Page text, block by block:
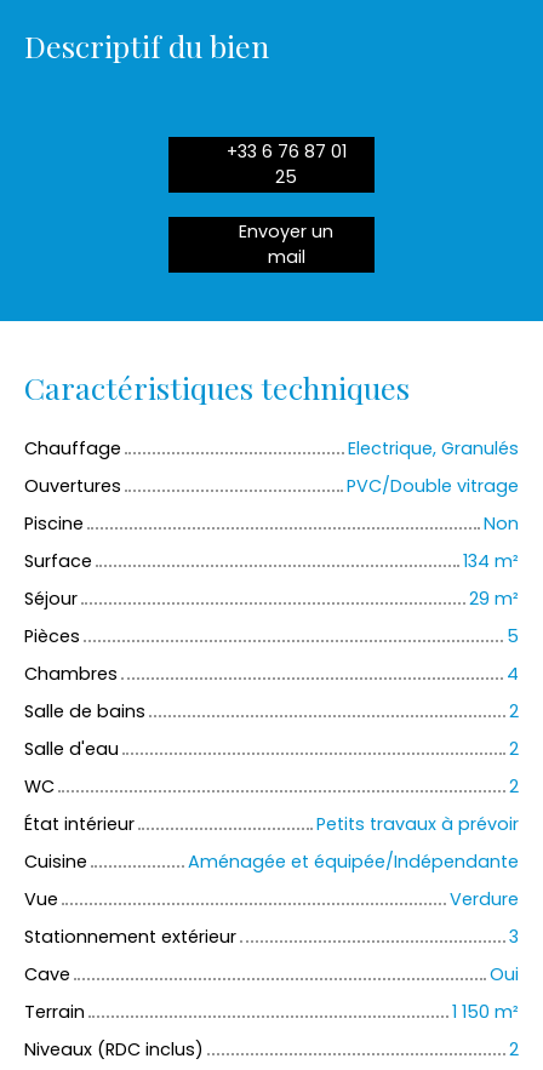
Descriptif du bien
+33 6 76 87 01
25
Envoyer un
mail
Caractéristiques techniques
Chauffage
Electrique, Granulés
Ouvertures
PVC/Double vitrage
Piscine
Non
Surface
134 m²
Séjour
29 m²
Pièces
5
Chambres
4
Salle de bains
2
Salle d'eau
2
WC
2
État intérieur
Petits travaux à prévoir
Cuisine
Aménagée et équipée/Indépendante
Vue
Verdure
Stationnement extérieur
3
Cave
Oui
Terrain
1 150 m²
Niveaux (RDC inclus)
2